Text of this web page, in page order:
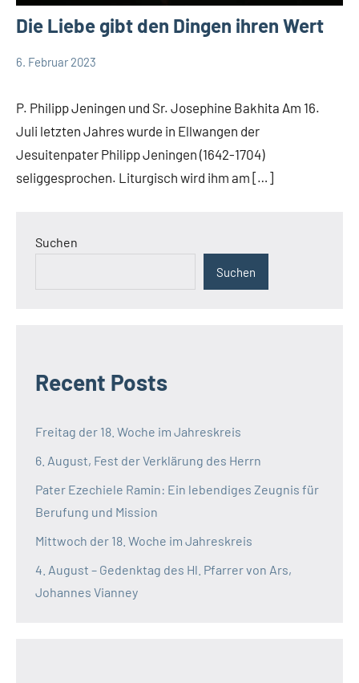
Die Liebe gibt den Dingen ihren Wert
Deutschland
6. Februar 2023
P. Philipp Jeningen und Sr. Josephine Bakhita Am 16.
Juli letzten Jahres wurde in Ellwangen der
Jesuitenpater Philipp Jeningen (1642-1704)
seliggesprochen. Liturgisch wird ihm am […]
Suchen
Suchen
Recent Posts
Freitag der 18. Woche im Jahreskreis
6. August, Fest der Verklärung des Herrn
Pater Ezechiele Ramin: Ein lebendiges Zeugnis für
Berufung und Mission
Mittwoch der 18. Woche im Jahreskreis
4. August – Gedenktag des Hl. Pfarrer von Ars,
Johannes Vianney